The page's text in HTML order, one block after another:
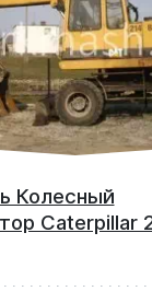
Колесный
Caterpillar